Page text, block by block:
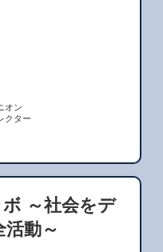
オン
クター
～社会をデ
動～